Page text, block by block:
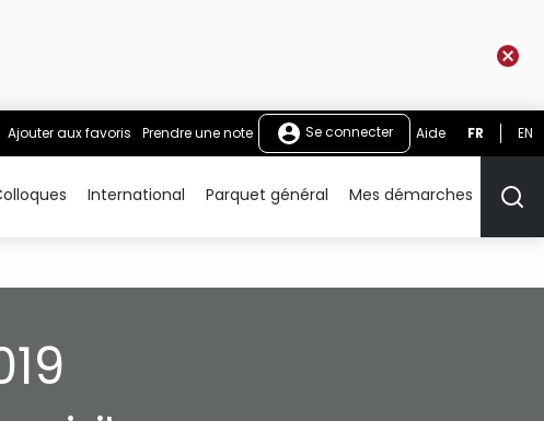
Ajouter aux favoris Prendre une note Se connecter Aide FR EN
International Parquet général Mes démarches